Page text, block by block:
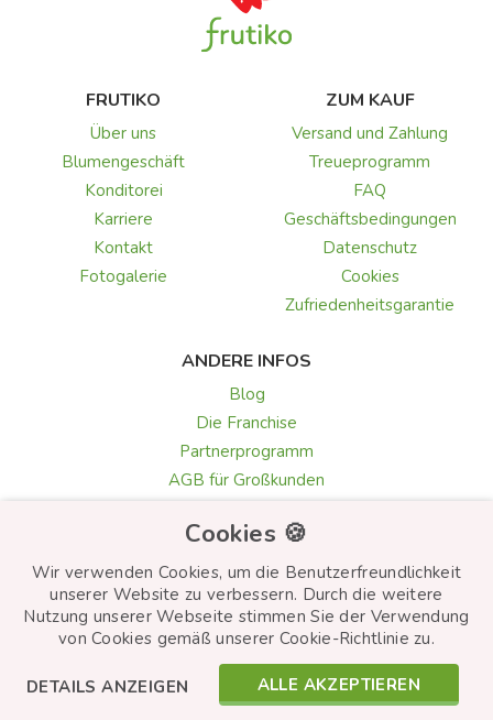
FRUTIKO
Über uns
Blumengeschäft
Konditorei
Karriere
Kontakt
Fotogalerie
ZUM KAUF
Versand und Zahlung
Treueprogramm
FAQ
Geschäftsbedingungen
Datenschutz
Cookies
Zufriedenheitsgarantie
ANDERE INFOS
Blog
Die Franchise
Partnerprogramm
AGB für Großkunden
Texte für Grußkarten
Auswahl der Blumen
© Frutiko.cz 2026
STARTUJEME WEBY
Cookies 🍪
Wir verwenden Cookies, um die Benutzerfreundlichkeit
unserer Website zu verbessern. Durch die weitere
Nutzung unserer Webseite stimmen Sie der Verwendung
von Cookies gemäß unserer Cookie-Richtlinie zu.
ALLE AKZEPTIEREN
DETAILS ANZEIGEN